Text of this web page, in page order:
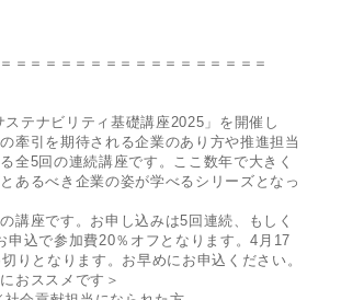
＝＝＝＝＝＝＝＝＝＝＝＝＝＝＝＝＝
テナビリティ基礎講座2025」を開催し
牽引を期待される企業のあり方や推進担当
全5回の連続講座です。ここ数年で大きく
あるべき企業の姿が学べるシリーズとなっ
講座です。お申し込みは5回連続、もしく
込で参加費20％オフとなります。4月17
りとなります。お早めにお申込ください。
おススメです＞